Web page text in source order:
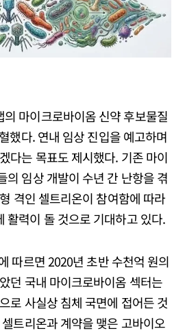
마이크로바이옴 신약 후보물질
했다. 연내 임상 진입을 예고하며
다는 목표도 제시했다. 기존 마이
의 임상 개발이 수년 간 난항을 겪
격인 셀트리온이 참여함에 따라
활력이 돌 것으로 기대하고 있다.
따르면 2020년 초반 수천억 원의
던 국내 마이크로바이옴 섹터는
로 사실상 침체 국면에 접어든 것
트리온과 계약을 맺은 고바이오